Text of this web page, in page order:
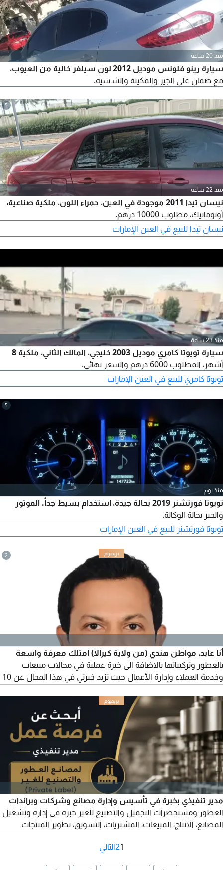
منذ 20 ساعة
سيارة رينو فلونس موديل 2012 لون سيلفر خالية من العيوب،
مع ضمان على الجير والمكينة والشاسيه.
5
منذ 22 ساعة
نيسان تيدا 2011 موجودة في العين، حمراء اللون، ملكية صناعية،
أوتوماتيك، مطلوب 10000 درهم.
نيسان تيدا للبيع في العين الإمارات
منذ 23 ساعة
سيارة تويوتا كامري موديل 2003 خليجي، المالك الثاني، ملكية 8
أشهر، المطلوب 6000 درهم والسعر نهائي.
تويوتا كامري للبيع في العين الإمارات
5
منذ يوم
تويوتا فورتشنر 2019 بحالة جيدة، استخدام بسيط جداً. الموتور
والجير بحالة الوكالة.
تويوتا فورتشنر للبيع في العين الإمارات
2
أنا عابد، مواطن هندي (من ولاية كيرالا) امتلك معرفة واسعة
بالعطور وتركيباتها بالاضافة الى خبرة عملية في مجالات مبيعات
وخدمة العملاء وإدارة الأعمال حيث تزيد خبرتي في هذا المجال عن 10
مدير تنفيذي بخبرة في تأسيس وإدارة مصانع وشركات وبراندات
العطور ومستحضرات التجميل والتصنيع للغير خبرة في إدارة وتشغيل
المصانع، الانتاج، المبيعات، المشتريات، التسويق، تطوير المنتجات
1
2التالي